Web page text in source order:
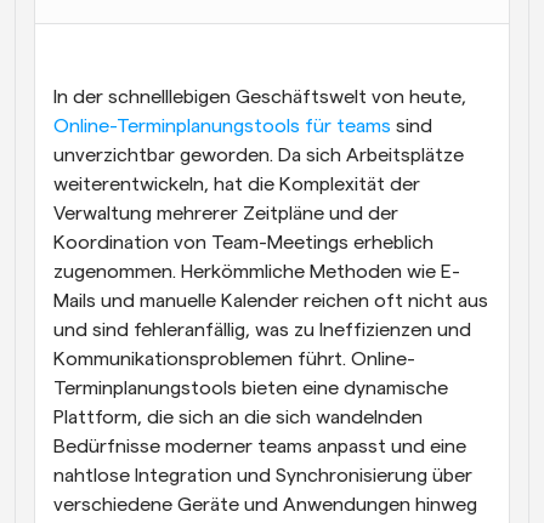
Supercharged Planung mit KI-gestützten Anrufen
Blog
Bleiben Sie auf dem Laufenden über die neuesten
Nachrichten und Updates.
Sofortige Besprechungen
Treffen Sie sich in wenigen Minuten mit Kunden
Dynamische Gruppenlinks
Nahtlos Meetings mit mehreren Personen buchen
Webhooks
Erhalten Sie eine Benachrichtigung, wenn etwas
passiert
In der schnelllebigen Geschäftswelt von heute,
Online-Terminplanungstools für teams sind
unverzichtbar geworden. Da sich Arbeitsplätze
weiterentwickeln, hat die Komplexität der
Verwaltung mehrerer Zeitpläne und der
Koordination von Team-Meetings erheblich
zugenommen. Herkömmliche Methoden wie E-
Mails und manuelle Kalender reichen oft nicht aus
und sind fehleranfällig, was zu Ineffizienzen und
Kommunikationsproblemen führt. Online-
Terminplanungstools bieten eine dynamische
Plattform, die sich an die sich wandelnden
Bedürfnisse moderner teams anpasst und eine
nahtlose Integration und Synchronisierung über
verschiedene Geräte und Anwendungen hinweg